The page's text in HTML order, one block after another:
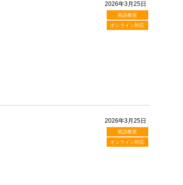
2026年3月25日
英語教室
オンライン対応
2026年3月25日
英語教室
オンライン対応